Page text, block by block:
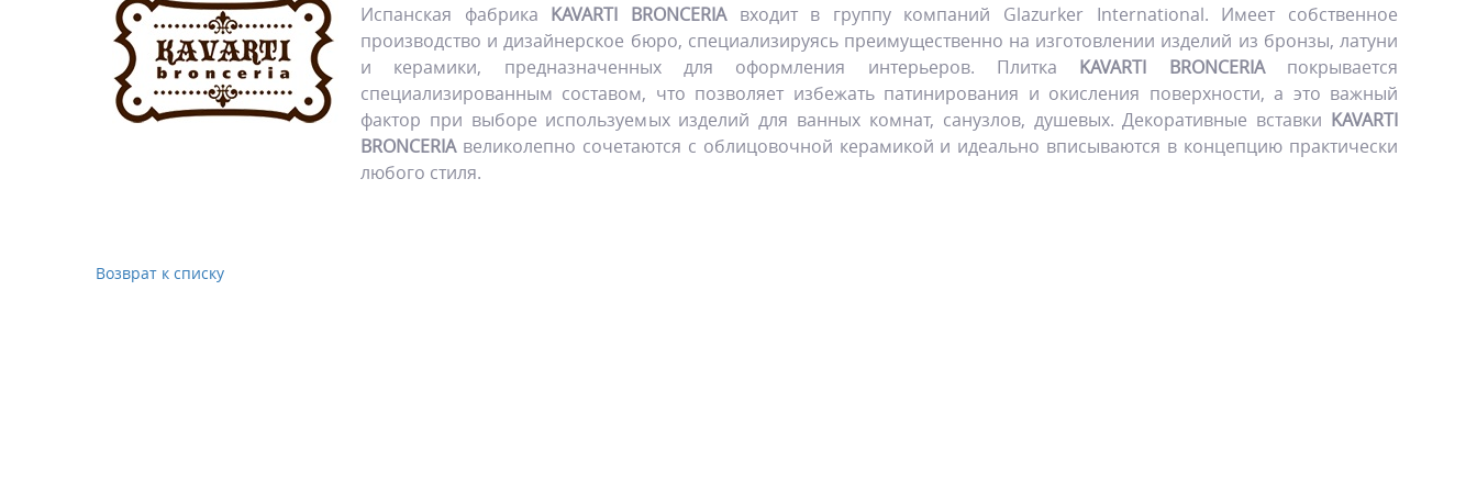
Испанская фабрика KAVARTI BRONCERIAвходит в группу компаний Glazurker International. Имеет собственное
производство и дизайнерское бюро, специализируясь преимущественно на изготовлении изделий из бронзы, латуни
и керамики, предназначенных для оформления интерьеров. Плитка KAVARTI BRONCERIAпокрывается
специализированным составом, что позволяет избежать патинирования и окисления поверхности, а это важный
фактор при выборе используемых изделий для ванных комнат, санузлов, душевых. Декоративные вставки KAVARTI
BRONCERIAвеликолепно сочетаются с облицовочной керамикой и идеально вписываются в концепцию практически
любого стиля.
Возврат к списку